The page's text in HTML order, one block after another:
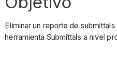
Eliminar un reporte de
herramienta Submittals a nivel